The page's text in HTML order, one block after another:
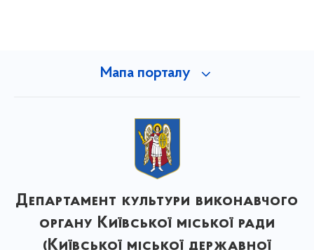
Мапа порталу
Департамент культури виконавчого
органу Київської міської ради
(Київської міської державної